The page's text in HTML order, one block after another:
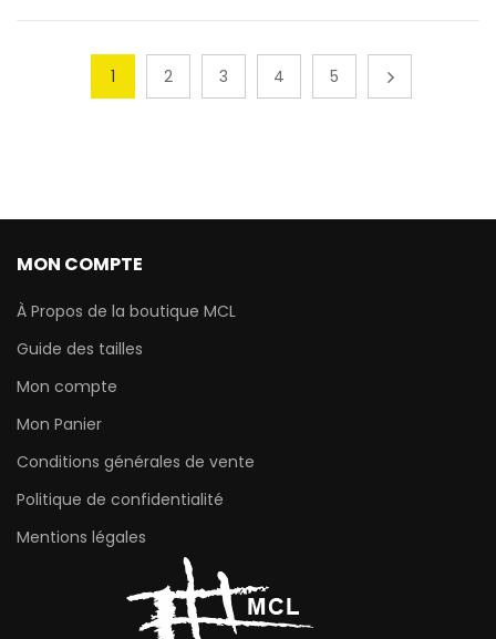
1 2 3 4 5
MON COMPTE
À Propos de la boutique MCL
Guide des tailles
Mon compte
Mon Panier
Conditions générales de vente
Politique de confidentialité
Mentions légales